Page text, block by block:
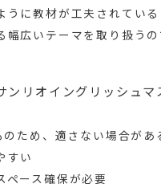
うに教材が工夫されている
幅広いテーマを取り扱う
リオイングリッシュマ
ため、適さない場合があ
すい
ペース確保が必要